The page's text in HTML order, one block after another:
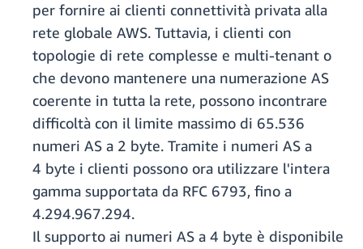
per fornire ai clienti connettività privata alla
rete globale AWS. Tuttavia, i clienti con
topologie di rete complesse e multi-tenant o
che devono mantenere una numerazione AS
coerente in tutta la rete, possono incontrare
difficoltà con il limite massimo di 65.536
numeri AS a 2 byte. Tramite i numeri AS a
4 byte i clienti possono ora utilizzare l'intera
gamma supportata da RFC 6793, fino a
4.294.967.294.
Il supporto ai numeri AS a 4 byte è disponibile